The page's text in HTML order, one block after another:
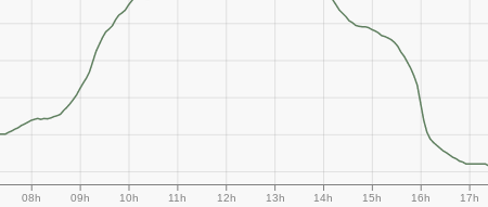
08h 09h 10h 11h 12h 13h 14h 15h 16h 17h